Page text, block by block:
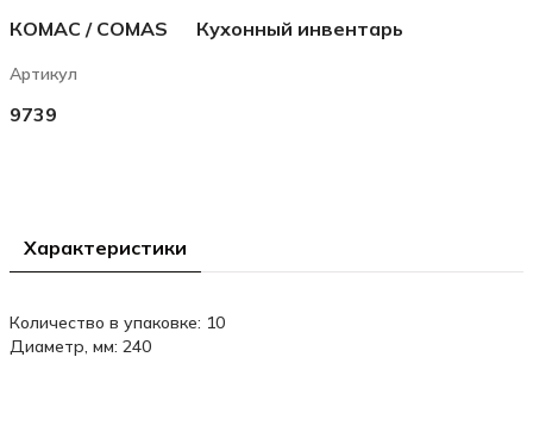
КОМАС / COMAS Кухoнный инвeнтаpь
Артикул
9739
Характеристики
Количество в упаковке: 10
Диаметр, мм: 240